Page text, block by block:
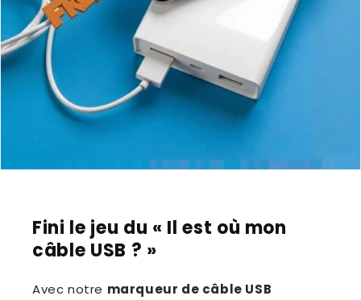
Fini le jeu du « Il est où mon
câble USB ? »
Avec notre marqueur de câble USB